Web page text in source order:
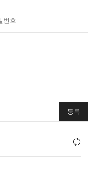
등록